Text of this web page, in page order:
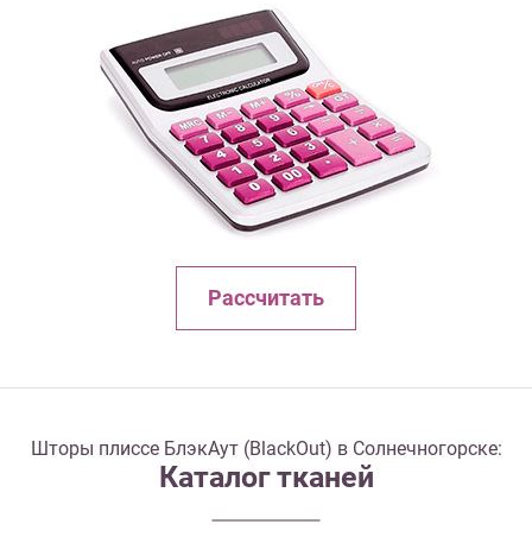
Рассчитать
Шторы плиссе БлэкАут (BlackOut) в Солнечногорске:
Каталог тканей